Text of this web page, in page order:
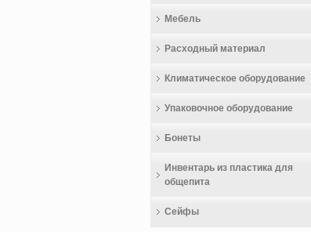
Мебель
Расходный материал
Климатическое оборудование
Упаковочное оборудование
Бонеты
Инвентарь из пластика для
общепита
Сейфы